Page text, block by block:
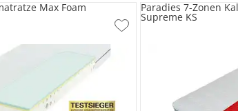
Max Foam Paradies 7-Zonen
Supreme KS